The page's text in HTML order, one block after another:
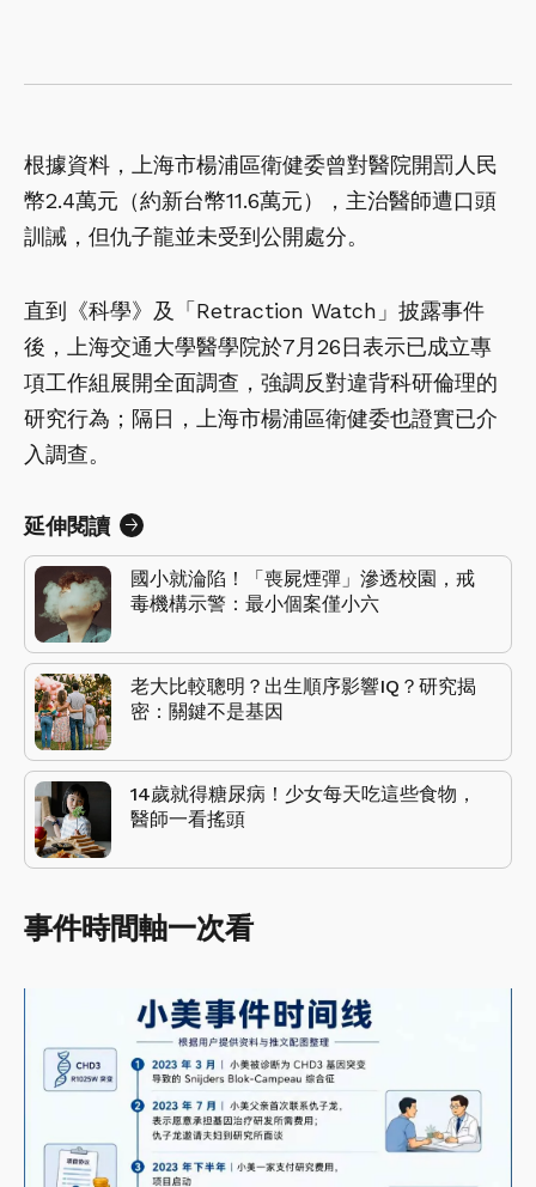
根據資料，上海市楊浦區衛健委曾對醫院開罰人民
幣2.4萬元（約新台幣11.6萬元），主治醫師遭口頭
訓誡，但仇子龍並未受到公開處分。
直到《科學》及「Retraction Watch」披露事件
後，上海交通大學醫學院於7月26日表示已成立專
項工作組展開全面調查，強調反對違背科研倫理的
研究行為；隔日，上海市楊浦區衛健委也證實已介
入調查。
延伸閱讀
國小就淪陷！「喪屍煙彈」滲透校園，戒
毒機構示警：最小個案僅小六
老大比較聰明？出生順序影響IQ？研究揭
密：關鍵不是基因
14歲就得糖尿病！少女每天吃這些食物，
醫師一看搖頭
事件時間軸一次看